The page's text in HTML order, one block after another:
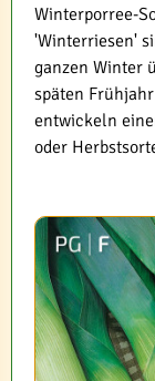
Winterporree-
'Winterriesen'
ganzen Winter
späten
entwickeln
oder